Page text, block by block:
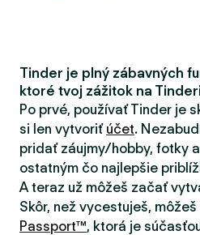
Tinder je plný zábavných
ktoré tvoj zážitok na
Po prvé, používať Tinder je
si len vytvoriť účet.
pridať záujmy/hobby, fotky
ostatným čo najlepšie
A teraz už môžeš začať
Skôr, než vycestuješ,
Passport™, ktorá je